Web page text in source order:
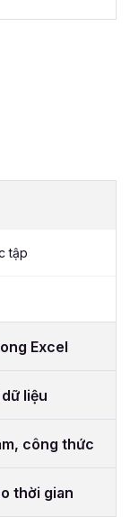
tập
Excel
liệu
công thức
thời gian